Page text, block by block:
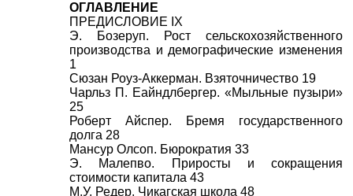
ОГЛАВЛЕНИЕ
ПРЕДИСЛОВИЕ IX
Э. Бозеруп. Рост сельскохозяйственного
производства и демографические изменения
1
Сюзан Роуз-Аккерман. Взяточничество 19
Чарльз П. Еайндлбергер. «Мыльные пузыри»
25
Роберт Айспер. Бремя государственного
долга 28
Мансур Олсоп. Бюрократия 33
Э. Малепво. Приросты и сокращения
стоимости капитала 43
М.У. Редер. Чикагская школа 48